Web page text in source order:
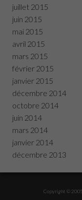
juillet 2015
juin 2015
mai 2015
avril 2015
mars 2015
février 2015
janvier 2015
décembre 2014
octobre 2014
juin 2014
mars 2014
janvier 2014
décembre 2013
Copyright ©